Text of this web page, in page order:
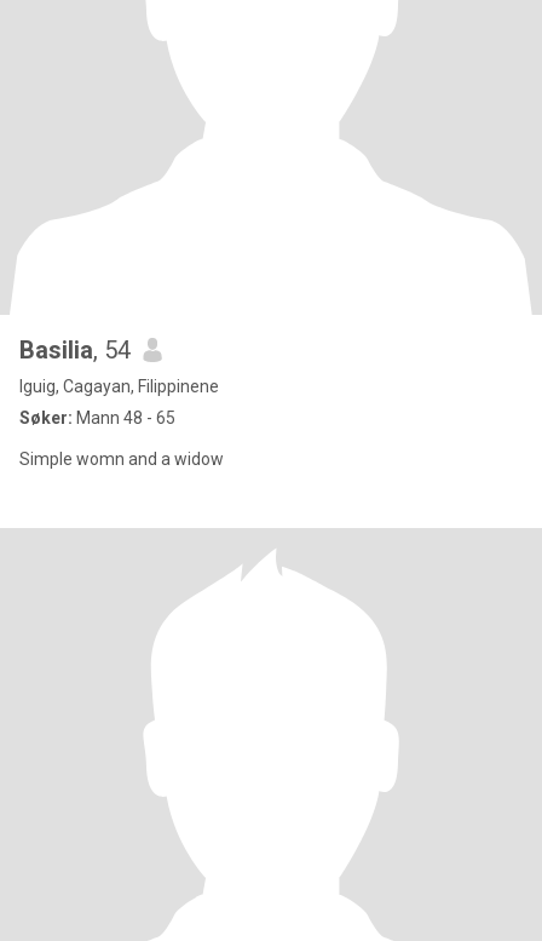
Basilia, 54
Iguig, Cagayan, Filippinene
Søker: Mann 48 - 65
Simple womn and a widow